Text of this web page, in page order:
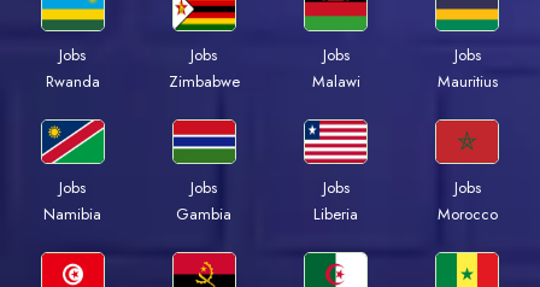
Jobs
Rwanda
Jobs
Zimbabwe
Jobs
Malawi
Jobs
Mauritius
Jobs
Namibia
Jobs
Gambia
Jobs
Liberia
Jobs
Morocco